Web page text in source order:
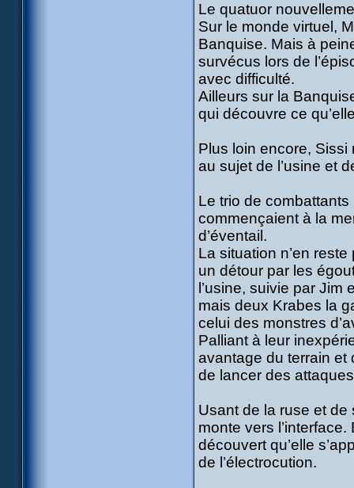
Le quatuor
Sur le monde virtuel,
Banquise. Mais à
survécus lors de
avec difficulté.
Ailleurs sur la
qui découvre ce
Plus loin encore, Sissi
au sujet de l’usine et
Le trio de
commençaient à la
d’éventail.
La situation n’en
un détour par les
l’usine, suivie par
mais deux Krabes la
celui des monstres
Palliant à leur
avantage du terrain et
de lancer des
Usant de la ruse et
monte vers
découvert qu’elle
de l’électrocution.